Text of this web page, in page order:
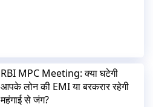
RBI MPC Meeting: क्या घटेगी
आपके लोन की EMI या बरकरार रहेगी
महंगाई से जंग?